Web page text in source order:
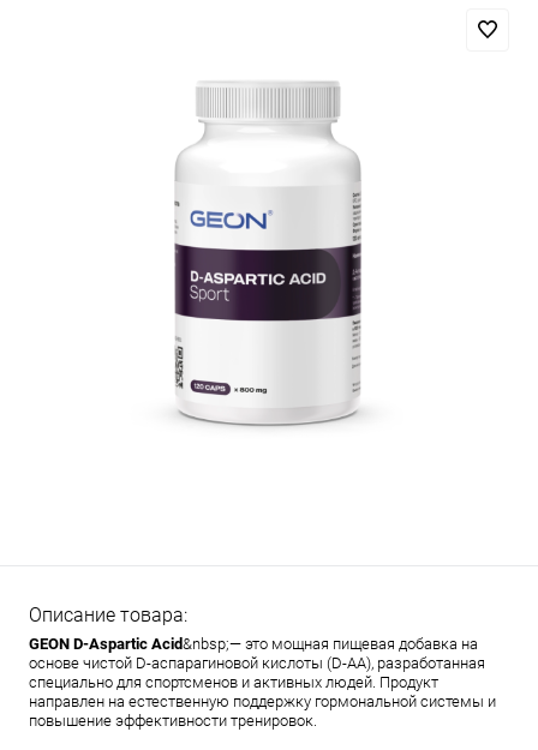
Описание товара:
GEON D-Aspartic Acid&nbsp;— это мощная пищевая добавка на
основе чистой D-аспарагиновой кислоты (D-AA), разработанная
специально для спортсменов и активных людей. Продукт
направлен на естественную поддержку гормональной системы и
повышение эффективности тренировок.